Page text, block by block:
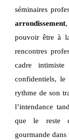
séminaires
arrondissement
pouvoir être à
rencontres
cadre
confidentiels,
rythme de son
l’intendance
que le reste
gourmande